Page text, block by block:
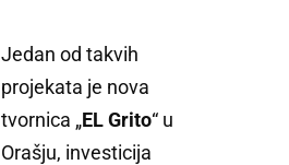
Jedan od takvih
projekata je nova
tvornica „EL Grito“ u
Orašju, investicija